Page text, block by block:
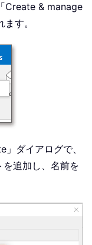
Create & manage
す。
」ダイアログで、
追加し、名前を